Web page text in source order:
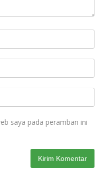
saya pada peramban ini